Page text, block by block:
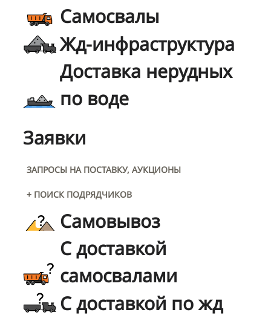
Самосвалы
Жд-инфраструктура
Доставка нерудных
по воде
Заявки
ЗАПРОСЫ НА ПОСТАВКУ, АУКЦИОНЫ
+ ПОИСК ПОДРЯДЧИКОВ
Самовывоз
С доставкой
самосвалами
С доставкой по жд